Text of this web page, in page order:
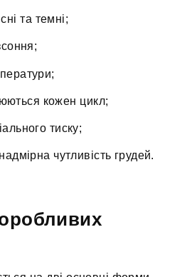
та темні;
кожен цикл;
тиску;
чутливість грудей.